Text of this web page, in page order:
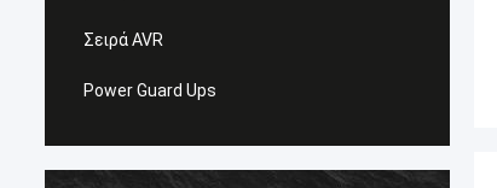
Σειρά AVR
Power Guard Ups